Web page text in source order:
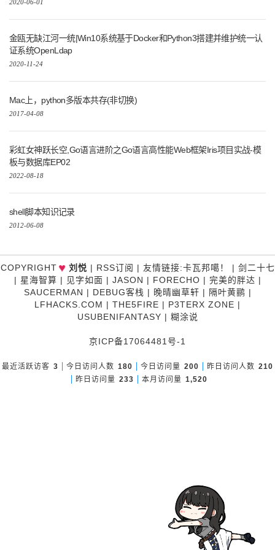
2020-06-01
金瓯无缺江河一统|Win10系统基于Docker和Python3搭建并维护统一认
证系统OpenLdap
2020-11-24
Mac上，python多版本共存(非切换)
2017-04-08
彩虹女神跃长空,Go语言进阶之Go语言高性能Web框架Iris项目实战-模
板与数据库EP02
2022-08-18
shell脚本知识记录
2012-06-08
COPYRIGHT♥ 刘悦 | RSS订阅 | 友情链接:卡瓦邦噶！ | 剑二十七
| 星海智算 | 见字如面 | JASON | FORECHO | 完美的胖达 |
SAUCERMAN | DEBUG客栈 | 晚晴幽草轩 | 隔叶黄鹂 |
LFHACKS.COM | THE5FIRE | P3TERX ZONE |
USUBENIFANTASY | 糊涂说
京ICP备17064481号-1
最近活跃访客 3 今日访问人数 180 今日访问量 200 昨日访问人数 210
昨日访问量 233 本月访问量 1,520